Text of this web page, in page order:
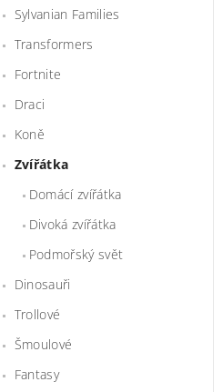
Sylvanian Families
Transformers
Fortnite
Draci
Koně
Zvířátka
Domácí zvířátka
Divoká zvířátka
Podmořský svět
Dinosauři
Trollové
Šmoulové
Fantasy